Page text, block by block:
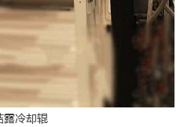
露冷却辊